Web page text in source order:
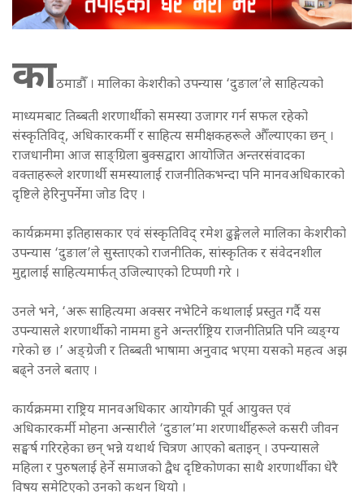
काठमाडौँ । मालिका केशरीको उपन्यास ‘दुङाल’ले साहित्यको
माध्यमबाट तिब्बती शरणार्थीको समस्या उजागर गर्न सफल रहेको
संस्कृतिविद्, अधिकारकर्मी र साहित्य समीक्षकहरूले औँल्याएका छन् ।
राजधानीमा आज साङ्ग्रिला बुक्सद्वारा आयोजित अन्तरसंवादका
वक्ताहरूले शरणार्थी समस्यालाई राजनीतिकभन्दा पनि मानवअधिकारको
दृष्टिले हेरिनुपर्नेमा जोड दिए ।
कार्यक्रममा इतिहासकार एवं संस्कृतिविद् रमेश ढुङ्गेलले मालिका केशरीको
उपन्यास ‘दुङाल’ले सुस्ताएको राजनीतिक, सांस्कृतिक र संवेदनशील
मुद्दालाई साहित्यमार्फत् उजिल्याएको टिप्पणी गरे ।
उनले भने, ‘अरू साहित्यमा अक्सर नभेटिने कथालाई प्रस्तुत गर्दै यस
उपन्यासले शरणार्थीको नाममा हुने अन्तर्राष्ट्रिय राजनीतिप्रति पनि व्यङ्ग्य
गरेको छ ।’ अङ्ग्रेजी र तिब्बती भाषामा अनुवाद भएमा यसको महत्व अझ
बढ्ने उनले बताए ।
कार्यक्रममा राष्ट्रिय मानवअधिकार आयोगकी पूर्व आयुक्त एवं
अधिकारकर्मी मोहना अन्सारीले ‘दुङाल’मा शरणार्थीहरूले कसरी जीवन
सङ्घर्ष गरिरहेका छन् भन्ने यथार्थ चित्रण आएको बताइन् । उपन्यासले
महिला र पुरुषलाई हेर्ने समाजको द्वैध दृष्टिकोणका साथै शरणार्थीका धेरै
विषय समेटिएको उनको कथन थियो ।